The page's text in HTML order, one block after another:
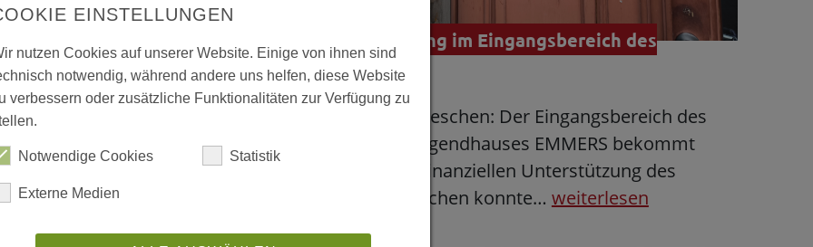
„Mein
to have“, kein
Sie bestimmen,
schützen – und
01.07.2026
Frischer Glanz: Sanierung im Eingangsbereich des
EMMERS läuft an
Gute Nachrichten aus Pieschen: Der Eingangsbereich des
Dresdner Kinder- und Jugendhauses EMMERS bekommt
ein Upgrade! Dank der finanziellen Unterstützung des
Stadtbezirksbeirats Pieschen konnte… weiterlesen
EINSTELLUNGEN
nutzen Cookies auf unserer Website. Einige von ihnen sind
notwendig, während andere uns helfen, diese Website
verbessern oder zusätzliche Funktionalitäten zur Verfügung zu
Notwendige Cookies Statistik
Externe Medien